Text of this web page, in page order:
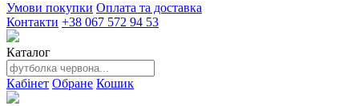
Умови покупки Оплата та доставка
Контакти +38 067 572 94 53
Каталог
Кабінет Обране Кошик